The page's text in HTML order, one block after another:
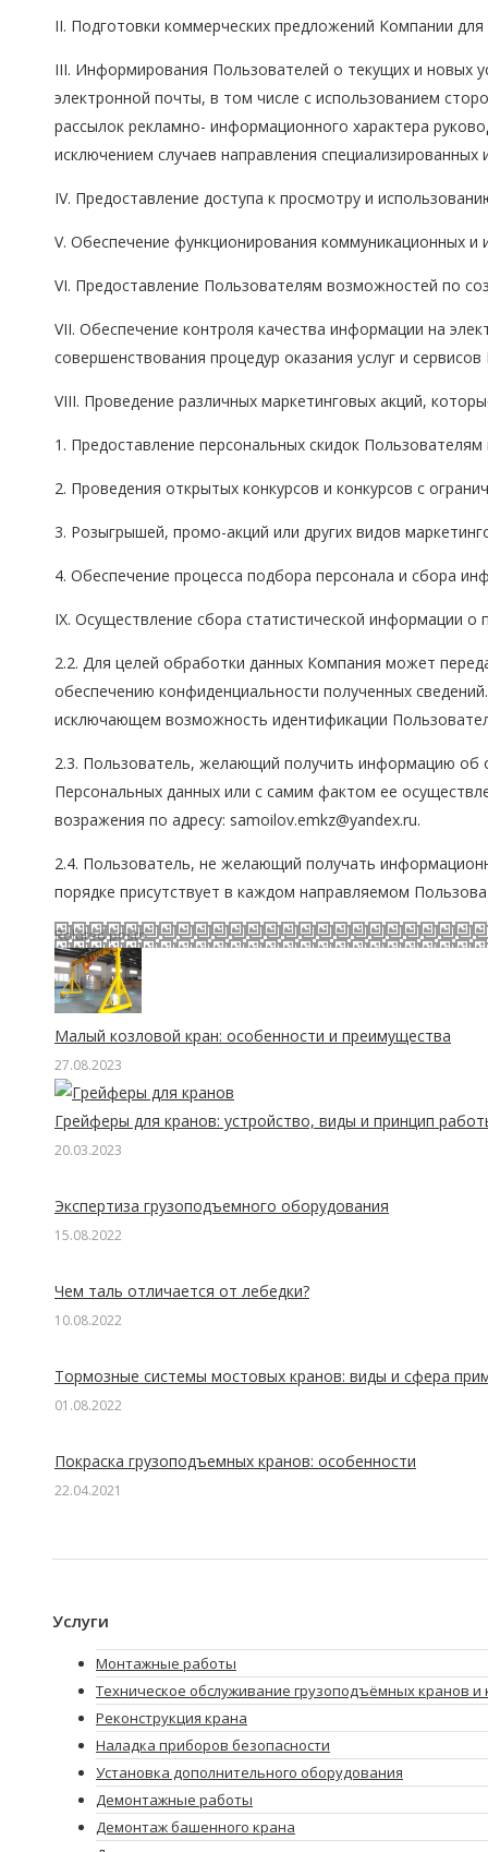
II. Подготовки коммерческих предложений Компании
III. Информирования Пользователей о текущих и новых
электронной почты, в том числе с использованием
рассылок рекламно- информационного характера
исключением случаев направления
IV. Предоставление доступа к просмотру и
V. Обеспечение функционирования коммуникационных
VI. Предоставление Пользователям возможностей по
VII. Обеспечение контроля качества информации на
совершенствования процедур оказания услуг и
VIII. Проведение различных маркетинговых акций,
1. Предоставление персональных скидок
2. Проведения открытых конкурсов и конкурсов с
3. Розыгрышей, промо-акций или других видов
4. Обеспечение процесса подбора персонала и сбора
IX. Осуществление сбора статистической информации
2.2. Для целей обработки данных Компания может
обеспечению конфиденциальности полученных
исключающем возможность идентификации
2.3. Пользователь, желающий получить информацию об
Персональных данных или с самим фактом ее
возражения по адресу: samoilov.emkz@yandex.ru.
2.4. Пользователь, не желающий получать
порядке присутствует в каждом направляемом
Related posts
Малый козловой кран: особенности и преимущества
27.08.2023
Грейферы для кранов: устройство, виды и принцип
20.03.2023
Экспертиза грузоподъемного оборудования
15.08.2022
Чем таль отличается от лебедки?
10.08.2022
Тормозные системы мостовых кранов: виды и сфера
01.08.2022
Покраска грузоподъемных кранов: особенности
22.04.2021
Услуги
Монтажные работы
Техническое обслуживание грузоподъёмных кранов и
Реконструкция крана
Наладка приборов безопасности
Установка дополнительного оборудования
Демонтажные работы
Демонтаж башенного крана